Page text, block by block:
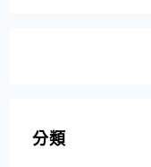
分類